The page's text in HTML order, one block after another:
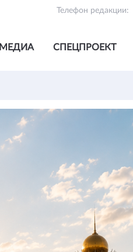
Телефон редакции:
СПЕЦПРОЕКТ